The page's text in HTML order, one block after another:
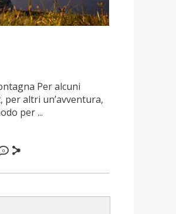
Per alcuni
per altri un’avventura,
per ...
0